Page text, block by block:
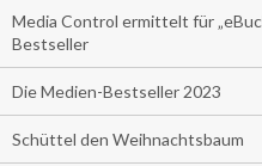
Media Control ermittelt für
Bestseller
Die Medien-Bestseller 2023
Schüttel den Weihnachtsbaum